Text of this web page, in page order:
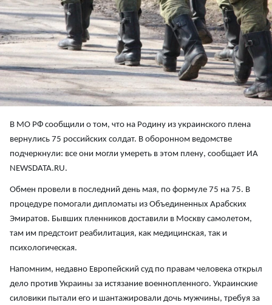
В МО РФ сообщили о том, что на Родину из украинского плена
вернулись 75 российских солдат. В оборонном ведомстве
подчеркнули: все они могли умереть в этом плену, сообщает ИА
NEWSDATA.RU.
Обмен провели в последний день мая, по формуле 75 на 75. В
процедуре помогали дипломаты из Объединенных Арабских
Эмиратов. Бывших пленников доставили в Москву самолетом,
там им предстоит реабилитация, как медицинская, так и
психологическая.
Напомним, недавно Европейский суд по правам человека открыл
дело против Украины за истязание военнопленного. Украинские
силовики пытали его и шантажировали дочь мужчины, требуя за